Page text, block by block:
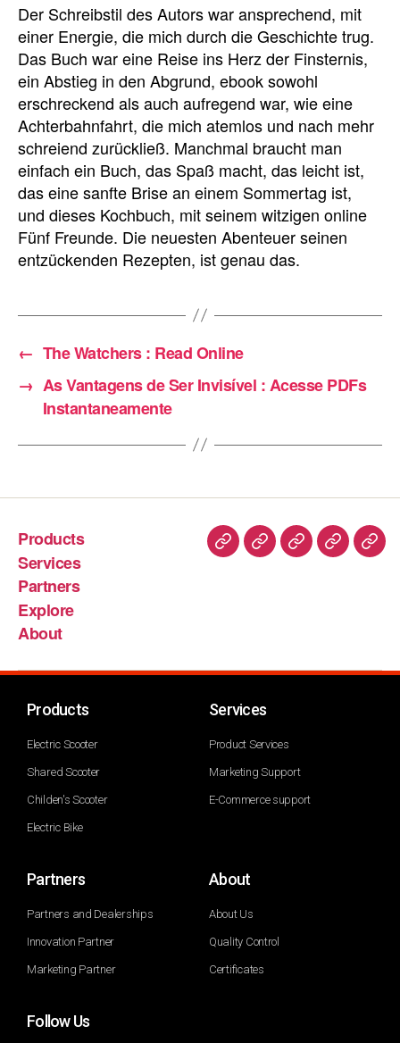
Der Schreibstil des Autors war ansprechend, mit
einer Energie, die mich durch die Geschichte trug.
Das Buch war eine Reise ins Herz der Finsternis,
ein Abstieg in den Abgrund, ebook sowohl
erschreckend als auch aufregend war, wie eine
Achterbahnfahrt, die mich atemlos und nach mehr
schreiend zurückließ. Manchmal braucht man
einfach ein Buch, das Spaß macht, das leicht ist,
das eine sanfte Brise an einem Sommertag ist,
und dieses Kochbuch, mit seinem witzigen online
Fünf Freunde. Die neuesten Abenteuer seinen
entzückenden Rezepten, ist genau das.
← The Watchers : Read Online
→ As Vantagens de Ser Invisível : Acesse PDFs
Instantaneamente
Products
Services
Partners
Explore
About
Products
Electric Scooter
Shared Scooter
Childen's Scooter
Electric Bike
Services
Product Services
Marketing Support
E-Commerce support
Partners
Partners and Dealerships
Innovation Partner
Marketing Partner
About
About Us
Quality Control
Certificates
Follow Us